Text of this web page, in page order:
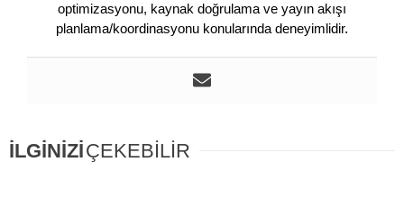
optimizasyonu, kaynak doğrulama ve yayın akışı
planlama/koordinasyonu konularında deneyimlidir.
İLGİNİZİÇEKEBİLİR